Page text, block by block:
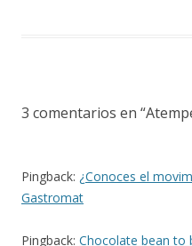
3 comentarios en “
Pingback: ¿Conoces el
Gastromat
Pingback: Chocolate bean to